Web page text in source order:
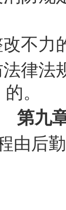
不力
律法
。
第九
由后